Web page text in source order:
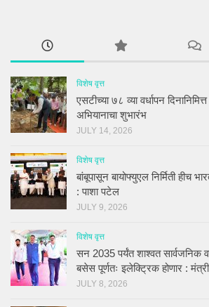
विशेष वृत्त
एसटीच्या ७८ व्या वर्धापन दिनानिमित्त
अभियानाचा शुभारंभ
JULY 14, 2026
विशेष वृत्त
बांबूपासून बायोफ्युएल निर्मिती हीच
: पाशा पटेल
JULY 9, 2026
विशेष वृत्त
सन 2035 पर्यंत शाश्वत सार्वजनिक
बसेस पूर्णतः इलेक्ट्रिक होणार :
JULY 8, 2026